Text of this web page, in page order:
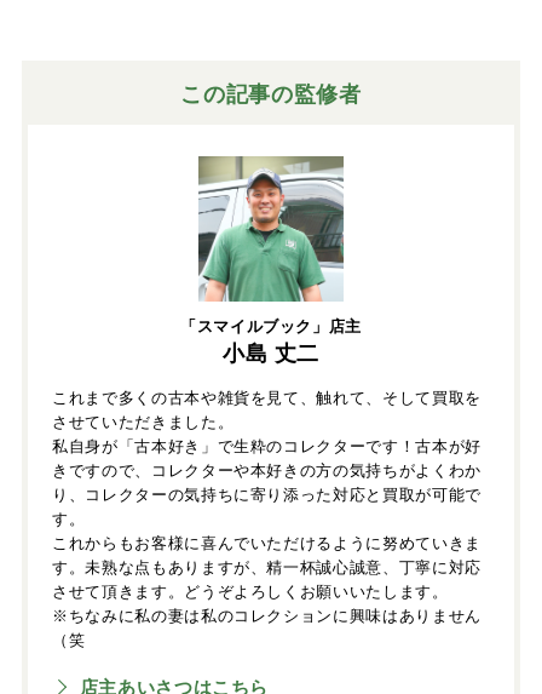
この記事の監修者
「スマイルブック」店主
小島 丈二
これまで多くの古本や雑貨を見て、触れて、そして買取を
させていただきました。
私自身が「古本好き」で生粋のコレクターです！古本が好
きですので、コレクターや本好きの方の気持ちがよくわか
り、コレクターの気持ちに寄り添った対応と買取が可能で
す。
これからもお客様に喜んでいただけるように努めていきま
す。未熟な点もありますが、精一杯誠心誠意、丁寧に対応
させて頂きます。どうぞよろしくお願いいたします。
※ちなみに私の妻は私のコレクションに興味はありません
（笑
店主あいさつはこちら